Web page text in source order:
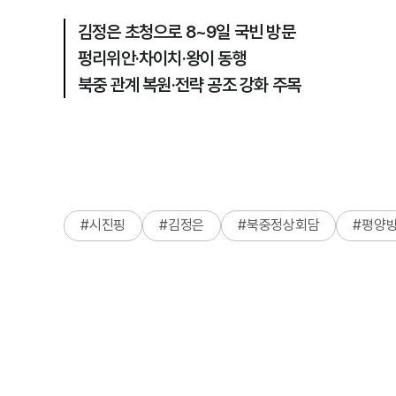
김정은 초청으로 8~9일 국빈 방문
펑리위안·차이치·왕이 동행
북중 관계 복원·전략 공조 강화 주목
#시진핑 #김정은 #북중정상회담 #평양